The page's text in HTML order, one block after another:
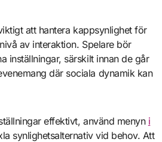
att hantera kappsynlighet för
av interaktion. Spelare bör
inställningar, särskilt innan de går
där sociala dynamik kan
effektivt, använd menyn i
synlighetsalternativ vid behov. Att